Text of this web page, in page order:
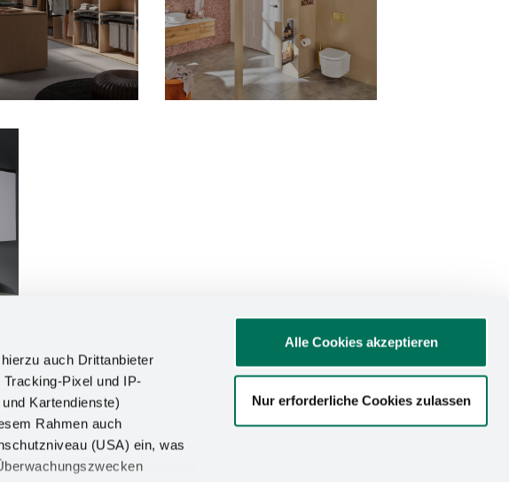
auch Drittanbieter
Pixel und IP-
Kartendienste)
Rahmen auch
(USA) ein, was
Alle Cookies akzeptieren
Nur erforderliche Cookies zulassen
INFORMATIONEN
Impressum